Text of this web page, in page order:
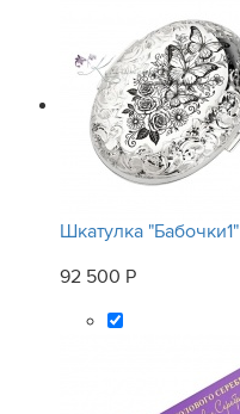
Шкатулка "Бабочки1"
92 500 Р